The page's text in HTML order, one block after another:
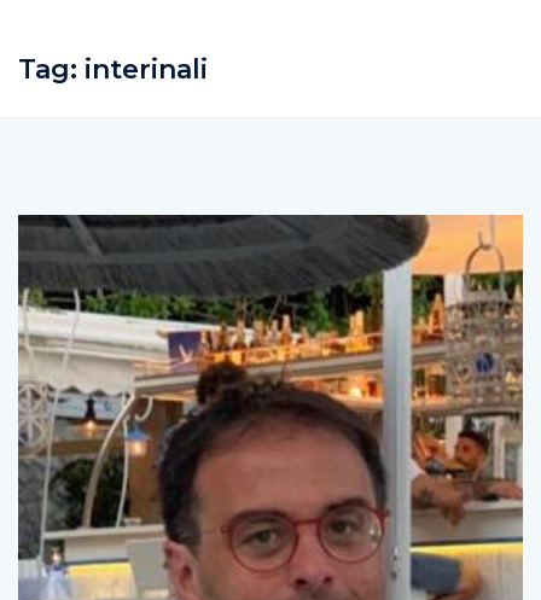
Tag: interinali